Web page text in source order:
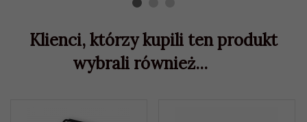
Klienci, którzy kupili ten produkt
wybrali również...